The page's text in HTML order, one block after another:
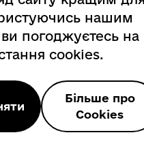
нашим
погоджуєтесь на
cookies.
Більше про
Cookies